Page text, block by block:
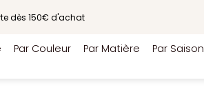
dès 150€ d'achat
Par Couleur Par Matière Par Saison